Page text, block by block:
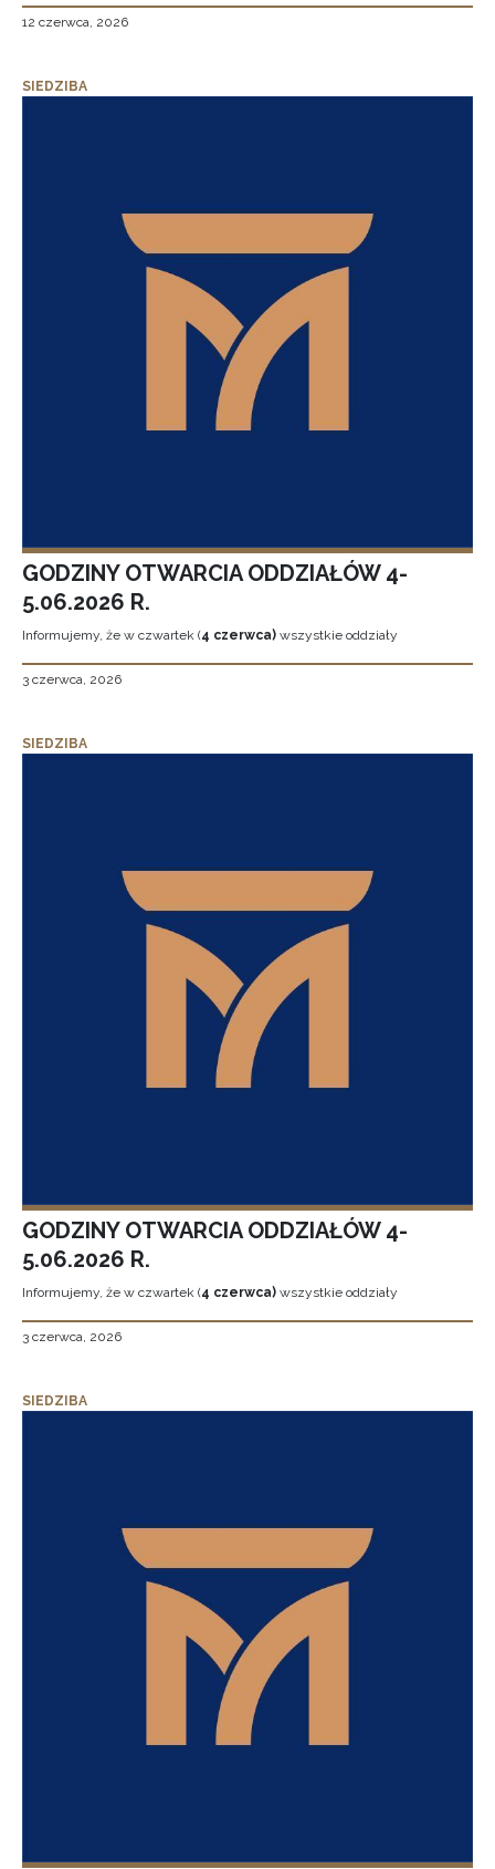
12 czerwca, 2026
SIEDZIBA
GODZINY OTWARCIA ODDZIAŁÓW 4-
5.06.2026 R.
Informujemy, że w czwartek (4 czerwca) wszystkie oddziały
3 czerwca, 2026
SIEDZIBA
GODZINY OTWARCIA ODDZIAŁÓW 4-
5.06.2026 R.
Informujemy, że w czwartek (4 czerwca) wszystkie oddziały
3 czerwca, 2026
SIEDZIBA